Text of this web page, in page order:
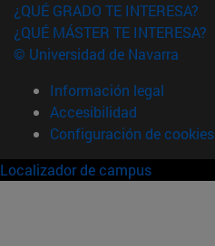
¿QUÉ GRADO TE INTERESA?
¿QUÉ MÁSTER TE INTERESA?
© Universidad de Navarra
Información legal
Accesibilidad
Configuración de cookies
Localizador de campus